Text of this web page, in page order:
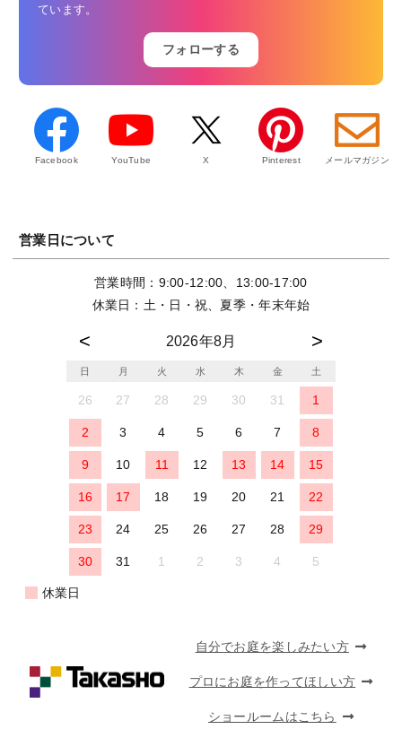
ています。
フォローする
Facebook YouTube X Pinterest メールマガジン
営業日について
営業時間：9:00-12:00、13:00-17:00
休業日：土・日・祝、夏季・年末年始
2026年8月
日 月 火 水 木 金 土
26 27 28 29 30 31 1
2 3 4 5 6 7 8
9 10 11 12 13 14 15
16 17 18 19 20 21 22
23 24 25 26 27 28 29
30 31 1 2 3 4 5
休業日
自分でお庭を楽しみたい方
プロにお庭を作ってほしい方
ショールームはこちら